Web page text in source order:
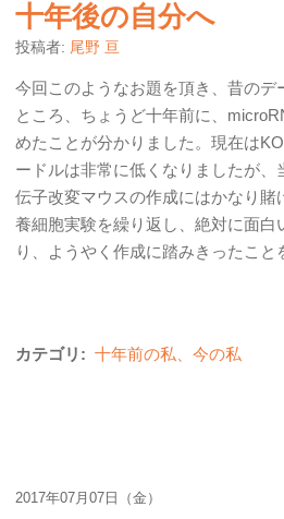
十年後の自分へ
投稿者: 尾野 亘
今回このようなお題を頂き、昔のデ
ところ、ちょうど十年前に、
めたことが分かりました。現在は
ードルは非常に低くなりましたが、
伝子改変マウスの作成にはかなり賭
養細胞実験を繰り返し、絶対に面白
り、ようやく作成に踏みきったこと
カテゴリ: 十年前の私、今の私
2017年07月07日（金）